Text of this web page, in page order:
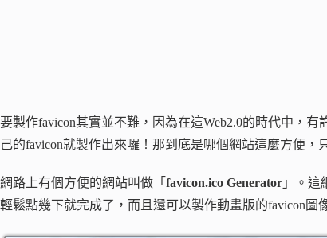
要製作favicon其實並不難，因為在這Web2.0的時代中，
己的favicon就製作出來囉！那到底是哪個網站這麼方便，
網路上有個方便的網站叫做「 favicon.ico Generator 」。這
輕鬆點幾下就完成了，而且還可以製作動畫版的favicon圖